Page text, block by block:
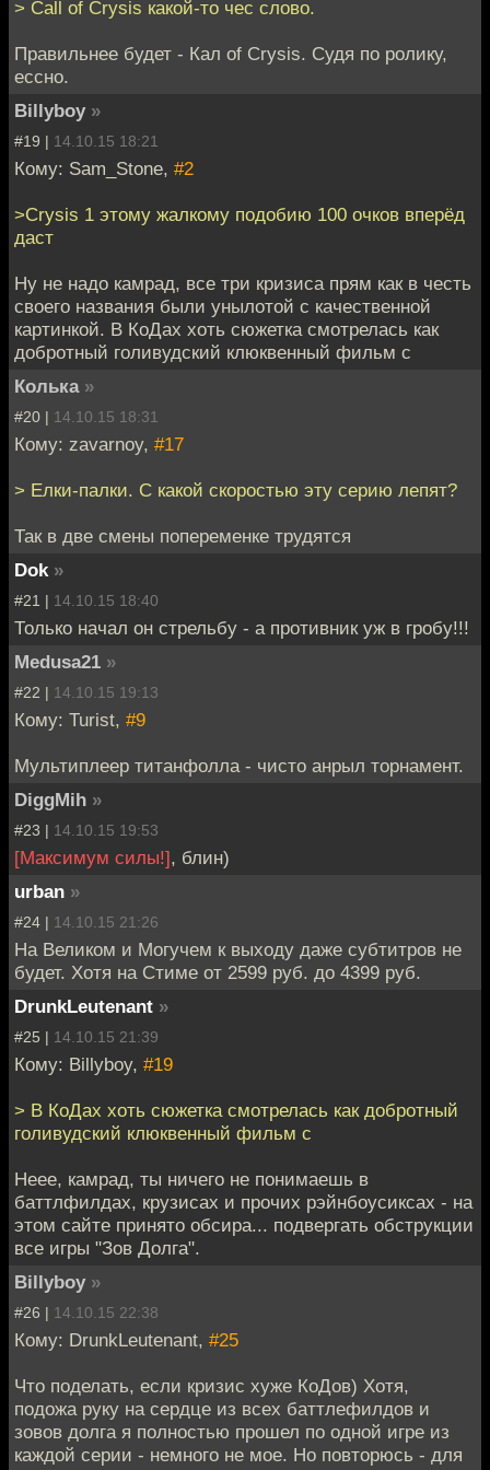
> Call of Crysis какой-то чес слово.
Правильнее будет - Кал of Crysis. Судя по ролику,
ессно.
Billyboy »
#19 | 14.10.15 18:21
Кому: Sam_Stone, #2
>Crysis 1 этому жалкому подобию 100 очков вперёд
даст
Ну не надо камрад, все три кризиса прям как в честь
своего названия были унылотой с качественной
картинкой. В КоДах хоть сюжетка смотрелась как
добротный голивудский клюквенный фильм с
Колька »
#20 | 14.10.15 18:31
Кому: zavarnoy, #17
> Елки-палки. С какой скоростью эту серию лепят?
Так в две смены попеременке трудятся
Dok »
#21 | 14.10.15 18:40
Только начал он стрельбу - а противник уж в гробу!!!
Medusa21 »
#22 | 14.10.15 19:13
Кому: Turist, #9
Мультиплеер титанфолла - чисто анрыл торнамент.
DiggMih »
#23 | 14.10.15 19:53
[Макcимум силы!], блин)
urban »
#24 | 14.10.15 21:26
На Великом и Могучем к выходу даже субтитров не
будет. Хотя на Стиме от 2599 pуб. до 4399 pуб.
DrunkLeutenant »
#25 | 14.10.15 21:39
Кому: Billyboy, #19
> В КоДах хоть сюжетка смотрелась как добротный
голивудский клюквенный фильм с
Неее, камрад, ты ничего не понимаешь в
баттлфилдах, крузисах и прочих рэйнбоусиксах - на
этом сайте принято обсира... подвергать обструкции
все игры "Зов Долга".
Billyboy »
#26 | 14.10.15 22:38
Кому: DrunkLeutenant, #25
Что поделать, если кризис хуже КоДов) Хотя,
подожа руку на сердце из всех баттлефилдов и
зовов долга я полностью прошел по одной игре из
каждой серии - немного не мое. Но повторюсь - для